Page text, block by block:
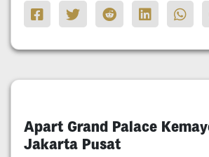
Apart Grand Palace
Jakarta Pusat